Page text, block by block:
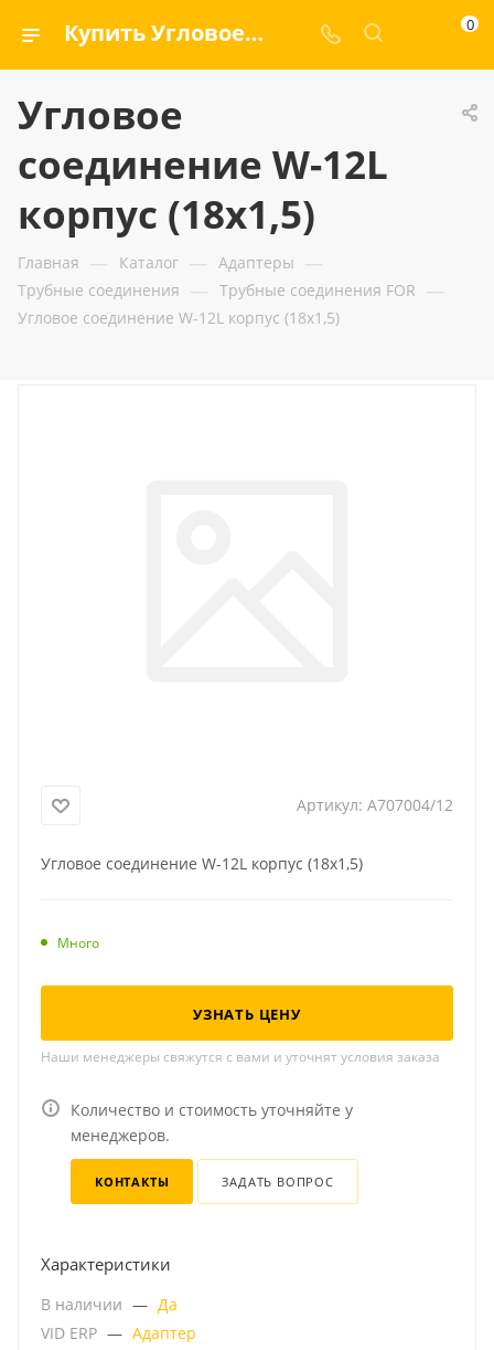
Купить Угловое соединение W-12L корпус (18x1,5) — ООО «ГИДРАМАКС» 0
Угловое
соединение W-12L
корпус (18x1,5)
Главная — Каталог — Адаптеры —
Трубные соединения — Трубные соединения FOR —
Угловое соединение W-12L корпус (18x1,5)
Артикул: A707004/12
Угловое соединение W-12L корпус (18x1,5)
Много
УЗНАТЬ ЦЕНУ
Наши менеджеры свяжутся с вами и уточнят условия заказа
Количество и стоимость уточняйте у
менеджеров.
КОНТАКТЫ ЗАДАТЬ ВОПРОС
Характеристики
В наличии — Да
VID ERP — Адаптер